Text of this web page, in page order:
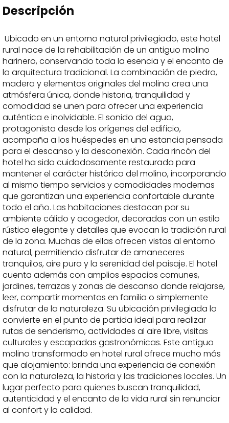
Descripción
Ubicado en un entorno natural privilegiado, este hotel
rural nace de la rehabilitación de un antiguo molino
harinero, conservando toda la esencia y el encanto de
la arquitectura tradicional. La combinación de piedra,
madera y elementos originales del molino crea una
atmósfera única, donde historia, tranquilidad y
comodidad se unen para ofrecer una experiencia
auténtica e inolvidable. El sonido del agua,
protagonista desde los orígenes del edificio,
acompaña a los huéspedes en una estancia pensada
para el descanso y la desconexión. Cada rincón del
hotel ha sido cuidadosamente restaurado para
mantener el carácter histórico del molino, incorporando
al mismo tiempo servicios y comodidades modernas
que garantizan una experiencia confortable durante
todo el año. Las habitaciones destacan por su
ambiente cálido y acogedor, decoradas con un estilo
rústico elegante y detalles que evocan la tradición rural
de la zona. Muchas de ellas ofrecen vistas al entorno
natural, permitiendo disfrutar de amaneceres
tranquilos, aire puro y la serenidad del paisaje. El hotel
cuenta además con amplios espacios comunes,
jardines, terrazas y zonas de descanso donde relajarse,
leer, compartir momentos en familia o simplemente
disfrutar de la naturaleza. Su ubicación privilegiada lo
convierte en el punto de partida ideal para realizar
rutas de senderismo, actividades al aire libre, visitas
culturales y escapadas gastronómicas. Este antiguo
molino transformado en hotel rural ofrece mucho más
que alojamiento: brinda una experiencia de conexión
con la naturaleza, la historia y las tradiciones locales. Un
lugar perfecto para quienes buscan tranquilidad,
autenticidad y el encanto de la vida rural sin renunciar
al confort y la calidad.